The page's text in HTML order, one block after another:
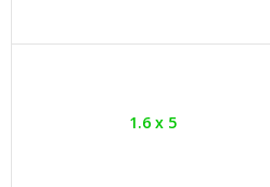
1.6 x 5